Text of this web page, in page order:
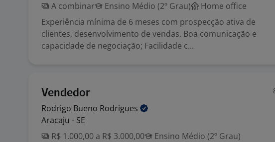
A combinar
Ensino Médio (2º Grau)
Home office
Experiência mínima de 6 meses com prospecção ativa de
clientes, desenvolvimento de vendas. Boa comunicação e
capacidade de negociação; Facilidade c...
Vendedor
Rodrigo Bueno Rodrigues
Aracaju - SE
R$ 1.000,00 a R$ 3.000,00
Ensino Médio (2º Grau)